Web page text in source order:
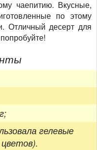
чаепитию. Вкусные,
по этому
Отличный десерт для
гелевые